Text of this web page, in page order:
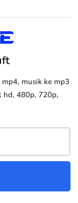
mp4, musik ke mp3
hd, 480p, 720p,